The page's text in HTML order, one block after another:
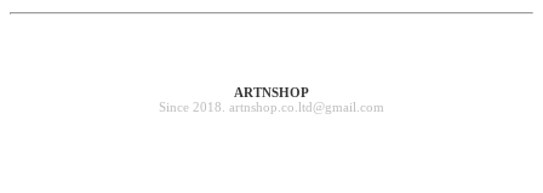
ARTNSHOP
Since 2018. artnshop.co.ltd@gmail.com